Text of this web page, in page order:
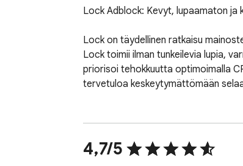
Lock Adblock: Kevyt, lupaamaton
Lock on täydellinen ratkaisu
Lock toimii ilman tunkeilevia lupia,
priorisoi tehokkuutta optimoimalla
tervetuloa keskeytymättömään
4,7/5